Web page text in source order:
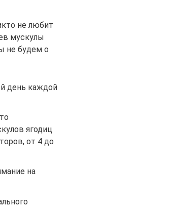
не любит
мускулы
не будем о
день каждой
ягодиц
от 4 до
на